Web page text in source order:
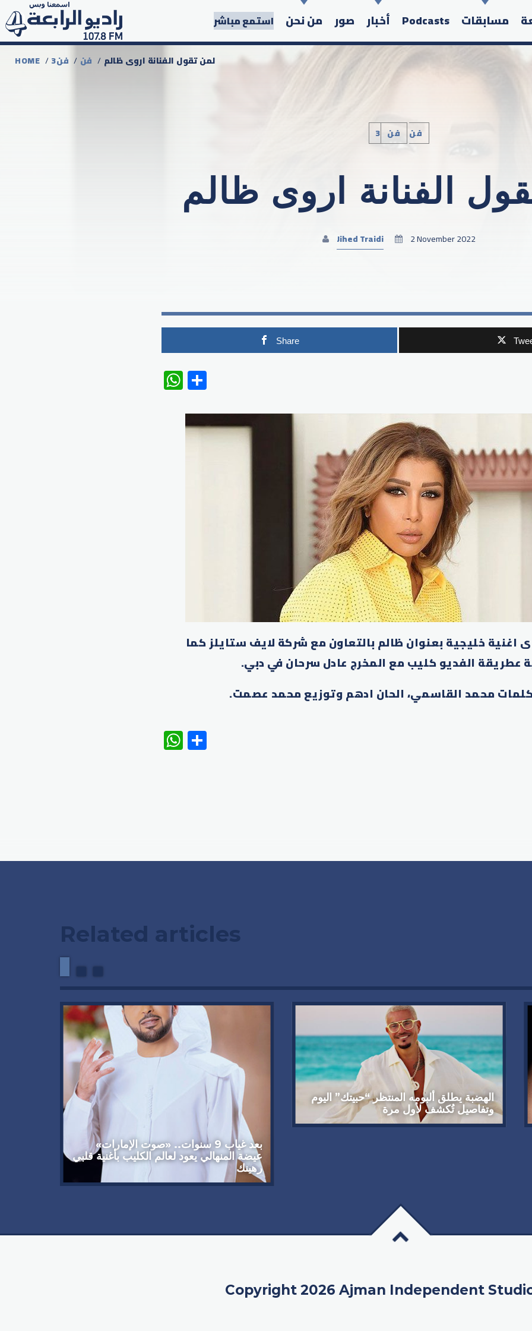
مسابقات Podcasts أخبار صور من نحن استمع مباشر
Search in the website:
HOME / 3فن / فن / لمن تقول الفنانة اروى ظالم
3فن فن
الفنانة اروى ظالم
Jihed Traidi 2 November 2022
Share
WhatsApp
اغنية خليجية بعنوان ظالم بالتعاون مع شركة لايف ستايلز كما
عطريقة الفديو كليب مع المخرج عادل سرحان في دبي.
محمد القاسمي، الحان ادهم وتوزيع محمد عصمت.
WhatsApp
Related articles
بعد غياب 9 سنوات.. «صوت الإمارات»
عيضة المنهالي يعود لعالم الكليب بأغنية قلبي
رهينك
الهضبة يطلق ألبومه المنتظر “حبيتك” اليوم
وتفاصيل تُكشف لأول مرة
Copyright 2026 Ajman Independent